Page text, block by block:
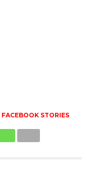
FACEBOOK STORIES